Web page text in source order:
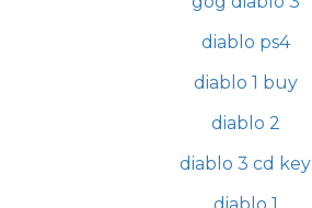
diablo ps4
diablo 1 buy
diablo 2
diablo 3 cd key